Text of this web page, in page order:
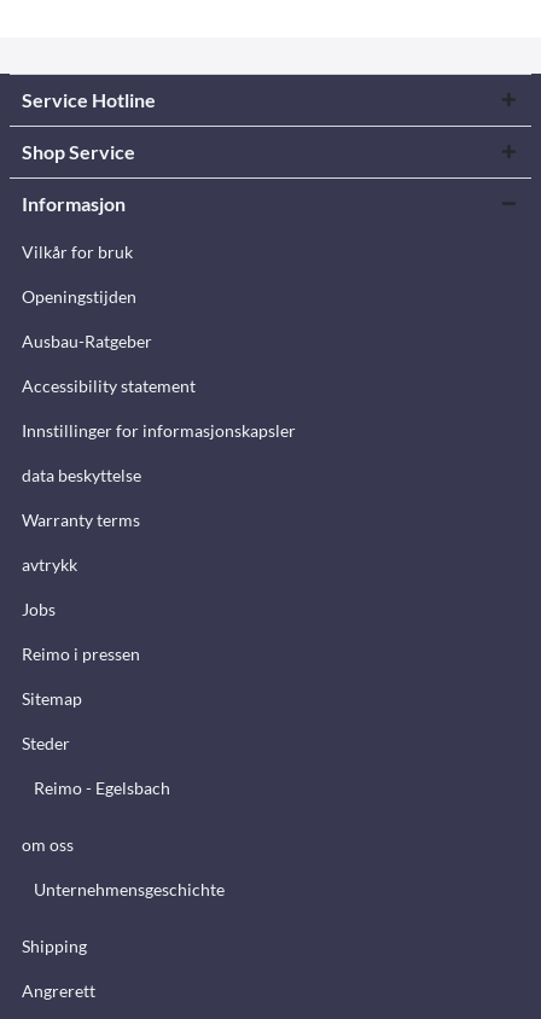
Service Hotline
Shop Service
Informasjon
Vilkår for bruk
Openingstijden
Ausbau-Ratgeber
Accessibility statement
Innstillinger for informasjonskapsler
data beskyttelse
Warranty terms
avtrykk
Jobs
Reimo i pressen
Sitemap
Steder
Reimo - Egelsbach
om oss
Unternehmensgeschichte
Shipping
Angrerett